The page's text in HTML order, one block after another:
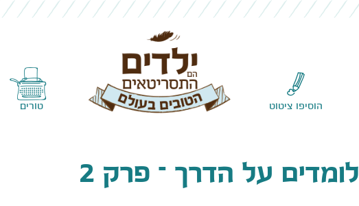
Skip to content
הוסיפו ציטוט טורים
לומדים על הדרך – פרק 2